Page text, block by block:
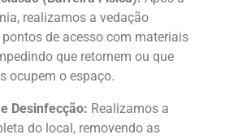
realizamos a vedação
de acesso com materiais
que retornem ou que
ocupem o espaço.
Desinfecção: Realizamos a
do local, removendo as